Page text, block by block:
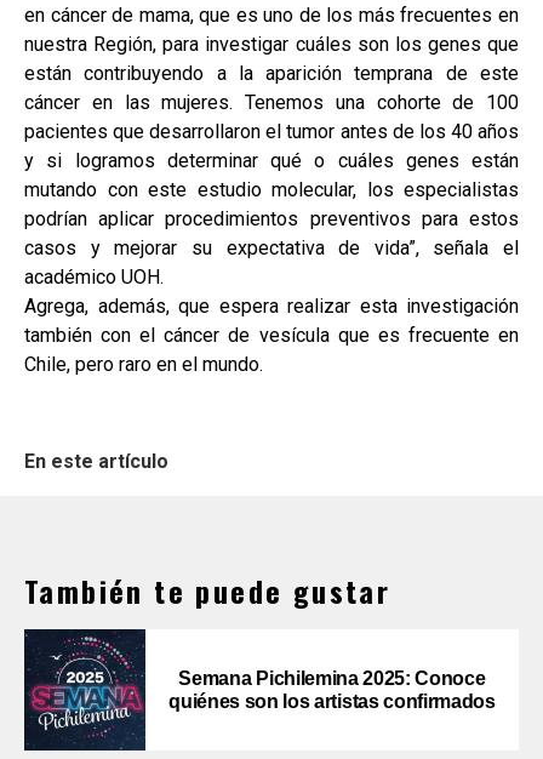
en cáncer de mama, que es uno de los más frecuentes en
nuestra Región, para investigar cuáles son los genes que
están contribuyendo a la aparición temprana de este
cáncer en las mujeres. Tenemos una cohorte de 100
pacientes que desarrollaron el tumor antes de los 40 años
y si logramos determinar qué o cuáles genes están
mutando con este estudio molecular, los especialistas
podrían aplicar procedimientos preventivos para estos
casos y mejorar su expectativa de vida”, señala el
académico UOH.
Agrega, además, que espera realizar esta investigación
también con el cáncer de vesícula que es frecuente en
Chile, pero raro en el mundo.
En este artículo
También te puede gustar
Semana Pichilemina 2025: Conoce
quiénes son los artistas confirmados